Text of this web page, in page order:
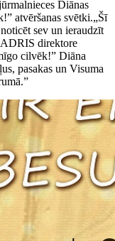
Diānas
atvēršanas svētki.„Šī
sev un ieraudzīt
direktore
cilvēk!” Diāna
pasakas un Visuma